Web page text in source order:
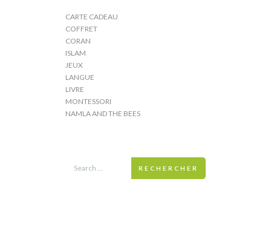
CARTE CADEAU
COFFRET
CORAN
ISLAM
JEUX
LANGUE
LIVRE
MONTESSORI
NAMLA AND THE BEES
RECHERCHER